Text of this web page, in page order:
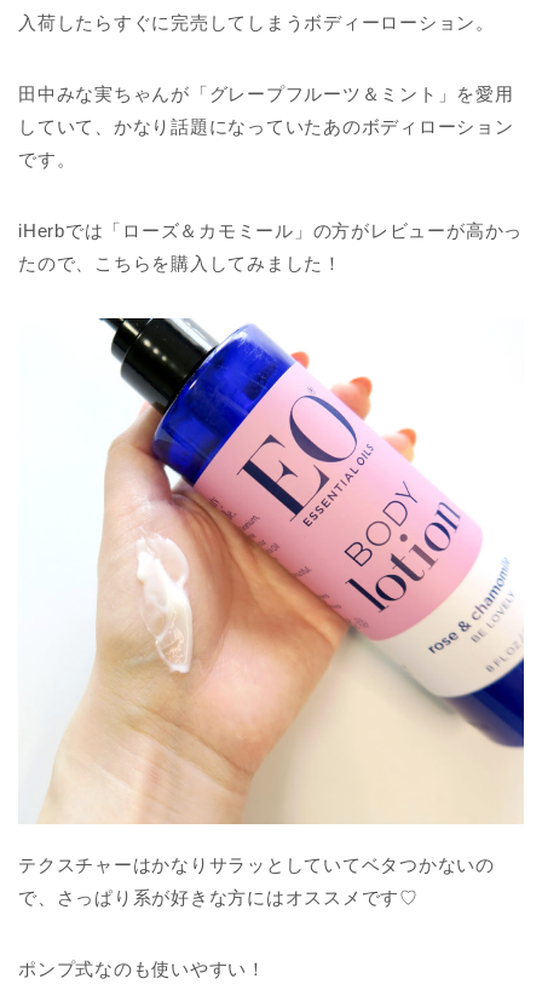
入荷したらすぐに完売してしまうボディーローション。
田中みな実ちゃんが「グレープフルーツ＆ミント」を愛用
していて、かなり話題になっていたあのボディローション
です。
iHerbでは「ローズ＆カモミール」の方がレビューが高かっ
たので、こちらを購入してみました！
テクスチャーはかなりサラッとしていてベタつかないの
で、さっぱり系が好きな方にはオススメです♡
ポンプ式なのも使いやすい！